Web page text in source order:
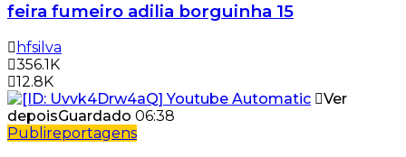
feira fumeiro adilia borguinha 15
hfsilva
356.1K
12.8K
Ver
depoisGuardado 06:38
Publireportagens